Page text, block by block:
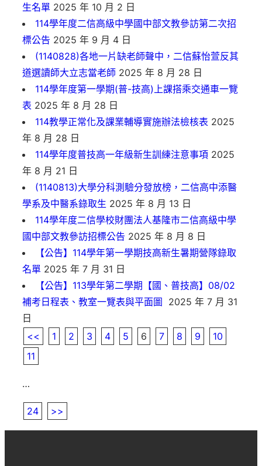
生名單 2025 年 10 月 2 日
114學年度二信高級中學國中部文教參訪第二次招
標公告 2025 年 9 月 4 日
(1140828)各地一片缺老師聲中，二信蘇怡萱反其
道選讀師大立志當老師 2025 年 8 月 28 日
114學年度第一學期(普-技高)上課搭乘交通車一覽
表 2025 年 8 月 28 日
114教學正常化及課業輔導實施辦法檢核表 2025
年 8 月 28 日
114學年度普技高一年級新生訓練注意事項 2025
年 8 月 21 日
(1140813)大學分科測驗分發放榜，二信高中添醫
學系及中醫系錄取生 2025 年 8 月 13 日
114學年度二信學校財團法人基隆市二信高級中學
國中部文教參訪招標公告 2025 年 8 月 8 日
【公告】114學年第一學期技高新生暑期營隊錄取
名單 2025 年 7 月 31 日
【公告】113學年第二學期【國、普技高】08/02
補考日程表、教室一覽表與平面圖
2025 年 7 月 31
日
<<
1 2 3 4 5 6 7 8 9
10
11
…
24 >>